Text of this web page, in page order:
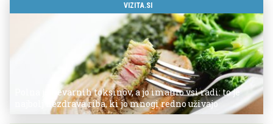
VIZITA.SI
Polna je nevarnih toksinov, a jo imamo vsi radi: to je
najbolj nezdrava riba, ki jo mnogi redno uživajo